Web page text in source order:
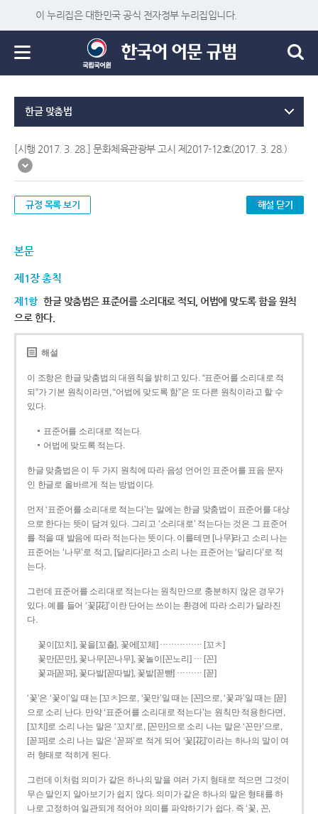
이 누리집은 대한민국 공식 전자정부 누리집입니다.
한글 맞춤법
[시행 2017. 3. 28.] 문화체육관광부 고시 제2017-12호(2017. 3. 28.)
규정 목록 보기 해설 닫기
본문
제1장 총칙
제1항 한글 맞춤법은 표준어를 소리대로 적되, 어법에 맞도록 함을 원칙
으로 한다.
해설
이 조항은 한글 맞춤법의 대원칙을 밝히고 있다. “표준어를 소리대로 적
되”가 기본 원칙이라면, “어법에 맞도록 함”은 또 다른 원칙이라고 할 수
있다.
표준어를 소리대로 적는다.
어법에 맞도록 적는다.
한글 맞춤법은 이 두 가지 원칙에 따라 음성 언어인 표준어를 표음 문자
인 한글로 올바르게 적는 방법이다.
먼저 ‘표준어를 소리대로 적는다’는 말에는 한글 맞춤법이 표준어를 대상
으로 한다는 뜻이 담겨 있다. 그리고 ‘소리대로’ 적는다는 것은 그 표준어
를 적을 때 발음에 따라 적는다는 뜻이다. 이를테면 [나무]라고 소리 나는
표준어는 ‘나무’로 적고, [달리다]라고 소리 나는 표준어는 ‘달리다’로 적
는다.
그런데 표준어를 소리대로 적는다는 원칙만으로 충분하지 않은 경우가
있다. 예를 들어 ‘꽃[花]’이란 단어는 쓰이는 환경에 따라 소리가 달라진
다.
꽃이[꼬치], 꽃을[꼬츨], 꽃에[꼬체] …………… [꼬ㅊ]
꽃만[꼰만], 꽃나무[꼰나무], 꽃놀이[꼰노리] … [꼰]
꽃과[꼳꽈], 꽃다발[꼳따발], 꽃밭[꼳빧] ……… [꼳]
‘꽃’은 ‘꽃이’일 때는 [꼬ㅊ]으로, ‘꽃만’일 때는 [꼰]으로, ‘꽃과’일 때는 [꼳]
으로 소리 난다. 만약 ‘표준어를 소리대로 적는다’는 원칙만 적용한다면,
[꼬치]로 소리 나는 말은 ‘꼬치’로, [꼰만]으로 소리 나는 말은 ‘꼰만’으로,
[꼳꽈]로 소리 나는 말은 ‘꼳꽈’로 적게 되어 ‘꽃[花]’이라는 하나의 말이 여
러 형태로 적히게 된다.
그런데 이처럼 의미가 같은 하나의 말을 여러 가지 형태로 적으면 그것이
무슨 말인지 알아보기가 쉽지 않다. 의미가 같은 하나의 말은 형태를 하
나로 고정하여 일관되게 적어야 의미를 파악하기가 쉽다. 즉 ‘꽃, 꼰,